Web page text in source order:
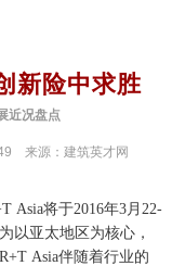
新险中求胜
近况盘点
来源：建筑英才网
将于2016年3月22-
以亚太地区为核心，
Asia伴随着行业的